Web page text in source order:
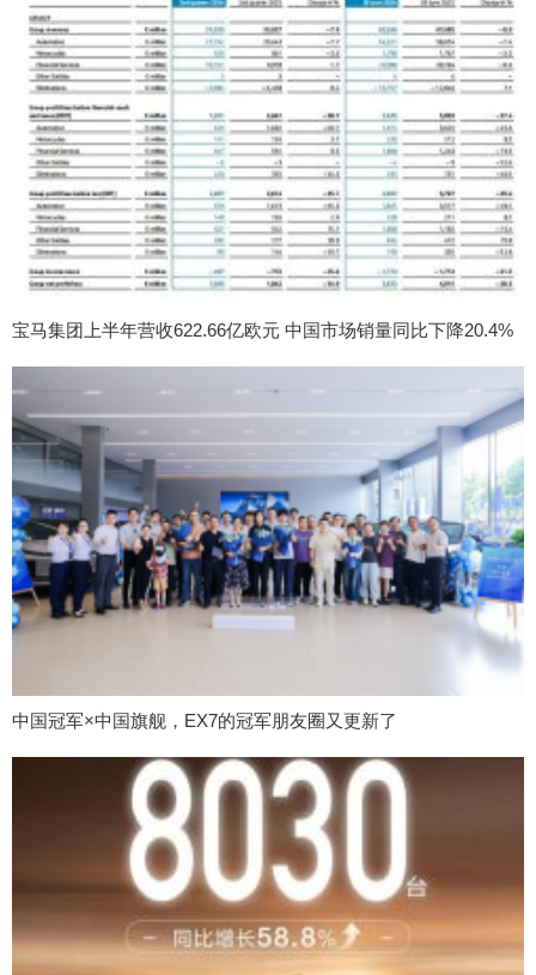
宝马集团上半年营收622.66亿欧元 中国市场销量同比下降20.4%
中国冠军×中国旗舰，EX7的冠军朋友圈又更新了